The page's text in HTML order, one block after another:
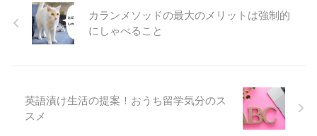
カランメソッドの最大のメリットは強制的
にしゃべること
英語漬け生活の提案！おうち留学気分のス
スメ